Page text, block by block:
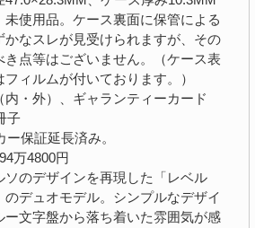
未使用品。ケース裏面に保管による
かなスレが見受けられますが、その
き点等はございません。（ケース表
ィルムが付いております。）
内・外）、ギャランティーカード
子
保証延長済み。
万4800円
ソのデザインを再現した「レベル
のデュオモデル。シンプルなデザイ
ー文字盤から落ち着いた雰囲気が感